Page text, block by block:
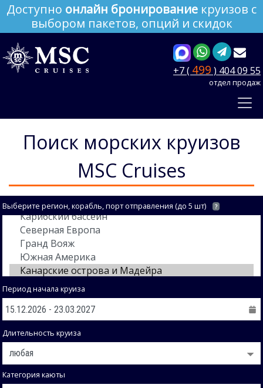
Доступно онлайн бронирование круизов с
выбором пакетов, опций и скидок
+7 ( 499 ) 404 09 55
отдел продаж
Поиск морских круизов
MSC Cruises
Выберите регион, корабль, порт отправления (до 5 шт) ?
Период начала круиза
Длительность круиза
Категория каюты